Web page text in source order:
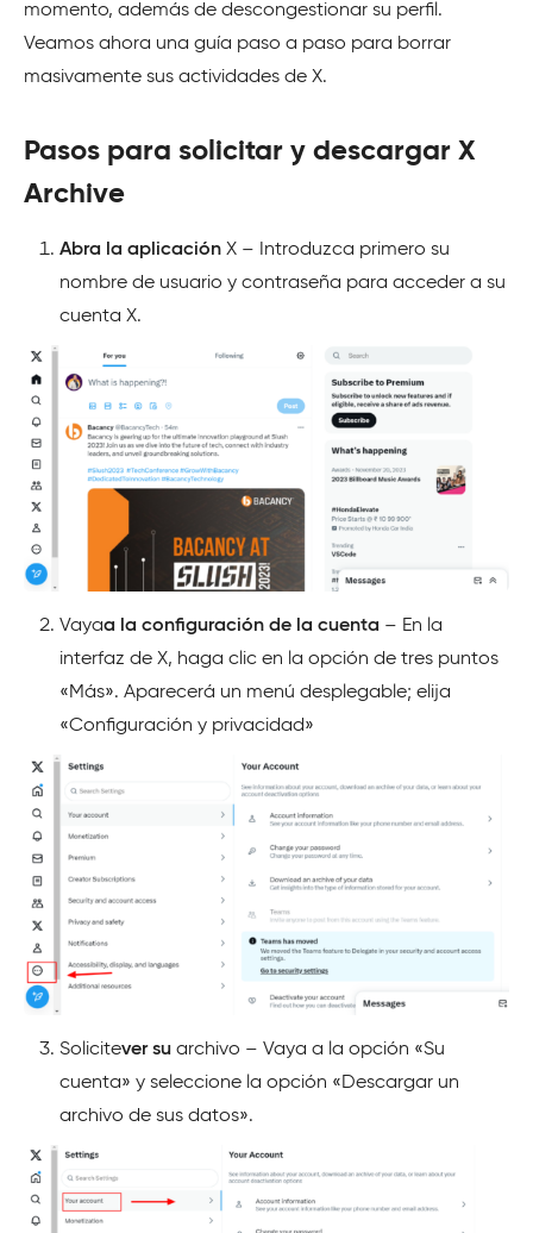
momento, además de descongestionar su perfil.
Veamos ahora una guía paso a paso para borrar
masivamente sus actividades de X.
Pasos para solicitar y descargar X
Archive
Abra la aplicación X – Introduzca primero su
nombre de usuario y contraseña para acceder a su
cuenta X.
Vayaa la configuración de la cuenta – En la
interfaz de X, haga clic en la opción de tres puntos
«Más». Aparecerá un menú desplegable; elija
«Configuración y privacidad»
Solicitever su archivo – Vaya a la opción «Su
cuenta» y seleccione la opción «Descargar un
archivo de sus datos».